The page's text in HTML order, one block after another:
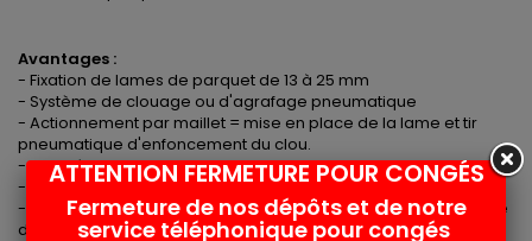
Avantages :
- Fixation de lames de parquet de 13 à 25 mm
- Système de clouage ou d'agrafage pneumatique
- Actionnement par maillet = mise en place de la lame et tir
pneumatique d'enfoncement du clou.
- Poignée en caoutchouc pour une utilisation plus confortable
- Conception ergonomique pour moins de fatigue.
- Tige de poussée en acier trempé pour une plus longue durée
de vie
ATTENTION FERMETURE POUR CONGÉS
Fermeture de nos dépôts et de notre
service téléphonique pour congés